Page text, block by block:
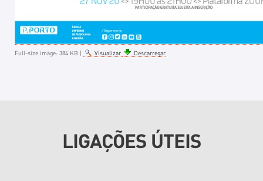
Full-size image: 384 KB | Visualizar Descarregar
LIGAÇÕES ÚTEIS